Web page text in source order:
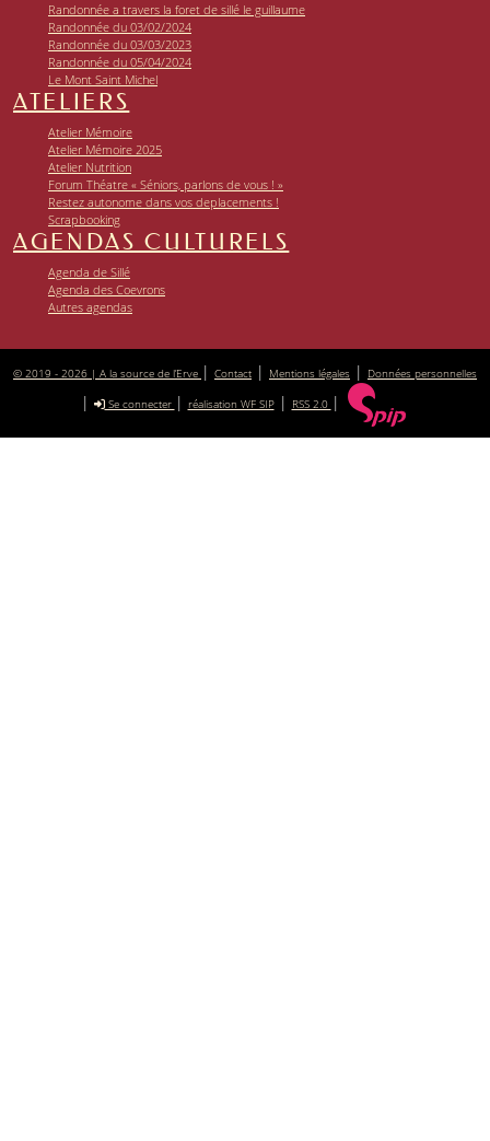
Randonnée a travers la foret de sillé le guillaume
Randonnée du 03/02/2024
Randonnée du 03/03/2023
Randonnée du 05/04/2024
Le Mont Saint Michel
ATELIERS
Atelier Mémoire
Atelier Mémoire 2025
Atelier Nutrition
Forum Théatre « Séniors, parlons de vous ! »
Restez autonome dans vos deplacements !
Scrapbooking
AGENDAS CULTURELS
Agenda de Sillé
Agenda des Coevrons
Autres agendas
© 2019 - 2026 | A la source de l’Erve | Contact | Mentions légales | Données personnelles
| Se connecter | réalisation WF SIP| RSS 2.0 |